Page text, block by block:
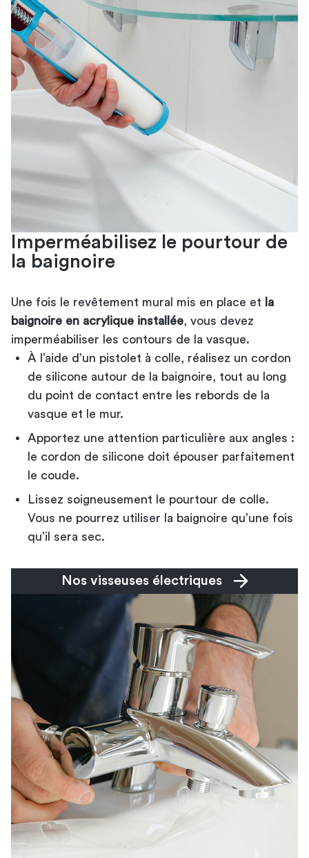
Imperméabilisez le pourtour de
la baignoire
Une fois le revêtement mural mis en place et
la
baignoire en acrylique installée , vous devez
imperméabiliser les contours de la vasque.
À l’aide d’un pistolet à colle, réalisez un cordon
de silicone autour de la baignoire, tout au long
du point de contact entre les rebords de la
vasque et le mur.
Apportez une attention particulière aux angles :
le cordon de silicone doit épouser parfaitement
le coude.
Lissez soigneusement le pourtour de colle.
Vous ne pourrez utiliser la baignoire qu’une fois
qu’il sera sec.
Nos visseuses électriques